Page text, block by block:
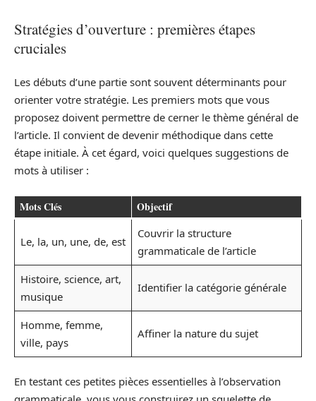
Stratégies d’ouverture : premières étapes
cruciales
Les débuts d’une partie sont souvent déterminants pour
orienter votre stratégie. Les premiers mots que vous
proposez doivent permettre de cerner le thème général de
l’article. Il convient de devenir méthodique dans cette
étape initiale. À cet égard, voici quelques suggestions de
mots à utiliser :
Mots Clés Objectif
Le, la, un, une, de, est
Couvrir la structure
grammaticale de l’article
Histoire, science, art,
musique
Identifier la catégorie générale
Homme, femme,
ville, pays
Affiner la nature du sujet
En testant ces petites pièces essentielles à l’observation